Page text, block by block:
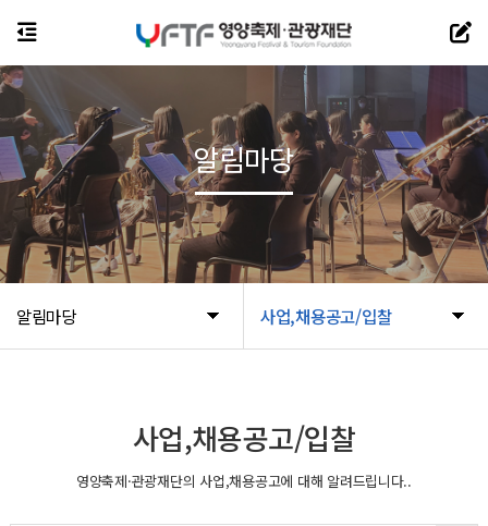
알림마당 사업,채용공고/입찰
알림마당
사업,채용공고/입찰
영양축제·관광재단의 사업,채용공고에 대해 알려드립니다..